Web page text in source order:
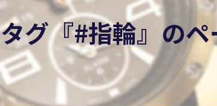
タグ『#指輪』の